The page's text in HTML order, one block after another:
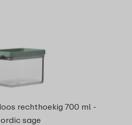
rechthoekig 700 ml -
sage